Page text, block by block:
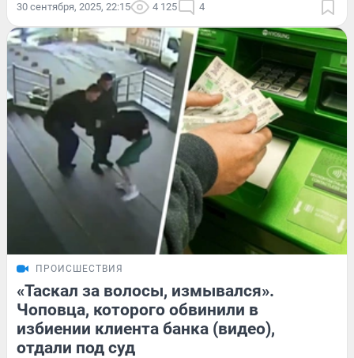
30 сентября, 2025, 22:15 4 125 4
ПРОИСШЕСТВИЯ
«Таскал за волосы, измывался».
Чоповца, которого обвинили в
избиении клиента банка (видео),
отдали под суд